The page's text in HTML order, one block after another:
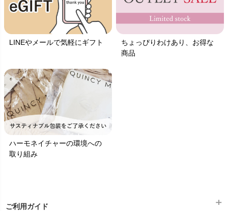
LINEやメールで気軽にギフト
ちょっぴりわけあり、お得な
商品
ハーモネイチャーの環境への
取り組み
ご利用ガイド